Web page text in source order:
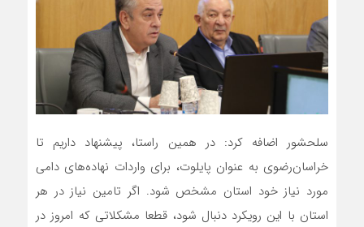
سلحشور اضافه کرد: در همین راستا، پیشنهاد داریم تا
خراسان‌رضوی به عنوان پایلوت، برای واردات نهاده‌های دامی
مورد نیاز خود استان مشخص شود. اگر تامین نیاز در هر
استان با این رویکرد دنبال شود، قطعا مشکلاتی که امروز در